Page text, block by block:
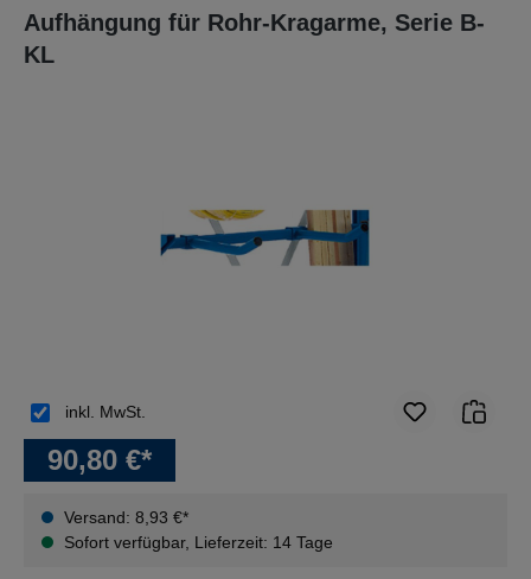
Aufhängung für Rohr-Kragarme, Serie B-
KL
90,80 €*
Versand: 8,93 €*
Sofort verfügbar, Lieferzeit: 14 Tage
inkl. MwSt.